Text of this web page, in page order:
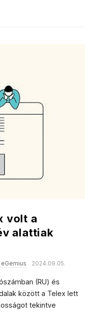
volt a
alattiak
eGemius 2024.09.05.
(RU) és
között a Telex lett
tekintve